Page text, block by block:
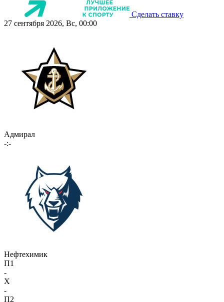
Сделать ставку
27 сентября 2026, Вс, 00:00
Адмирал
-:-
Нефтехимик
П1
-
X
-
П2